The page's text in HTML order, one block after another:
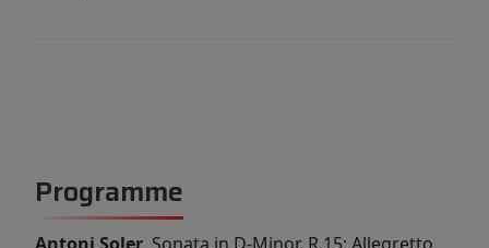
Programme